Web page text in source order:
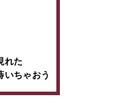
れた
ちゃおう